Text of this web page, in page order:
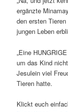
ergänzte
den ersten
jungen Leben
„Eine
um das Kind
Jesulein viel
Tieren hatte.
Klickt euch